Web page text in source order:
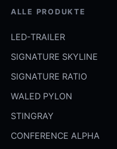
ALLE PRODUKTE
LED-TRAILER
SIGNATURE SKYLINE
SIGNATURE RATIO
WALED PYLON
STINGRAY
CONFERENCE ALPHA